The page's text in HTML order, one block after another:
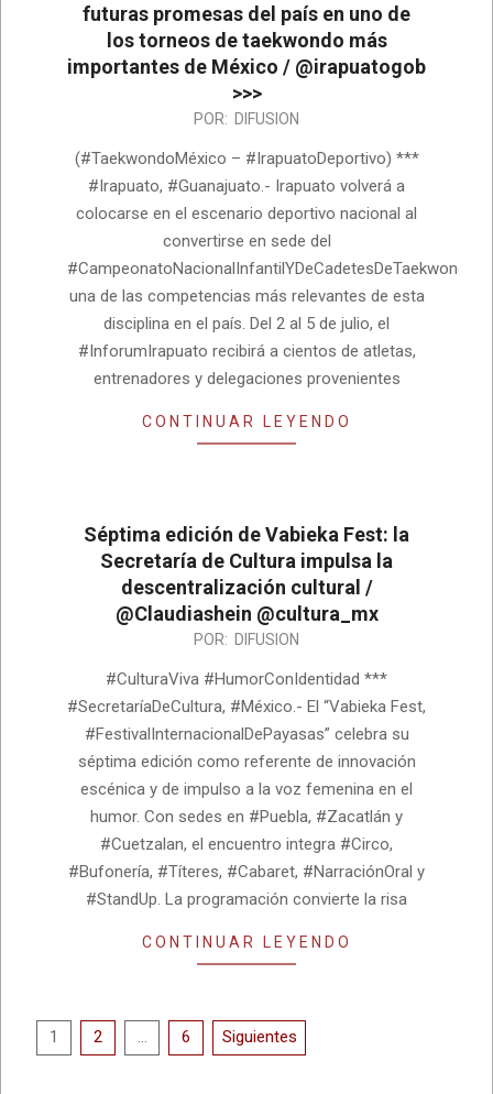
futuras promesas del país en uno de
los torneos de taekwondo más
importantes de México / @irapuatogob
>>>
08
POR: DIFUSION
(#TaekwondoMéxico – #IrapuatoDeportivo) ***
#Irapuato, #Guanajuato.- Irapuato volverá a
colocarse en el escenario deportivo nacional al
convertirse en sede del
una de las competencias más relevantes de esta
disciplina en el país. Del 2 al 5 de julio, el
#InforumIrapuato recibirá a cientos de atletas,
entrenadores y delegaciones provenientes
CONTINUAR LEYENDO
Séptima edición de Vabieka Fest: la
Secretaría de Cultura impulsa la
descentralización cultural /
@Claudiashein @cultura_mx
POR: DIFUSION
#CulturaViva #HumorConIdentidad ***
#SecretaríaDeCultura, #México.- El “Vabieka Fest,
#FestivalInternacionalDePayasas” celebra su
séptima edición como referente de innovación
escénica y de impulso a la voz femenina en el
humor. Con sedes en #Puebla, #Zacatlán y
#Cuetzalan, el encuentro integra #Circo,
#Bufonería, #Títeres, #Cabaret, #NarraciónOral y
#StandUp. La programación convierte la risa
CONTINUAR LEYENDO
Paginación
1 2 … 6 Siguientes